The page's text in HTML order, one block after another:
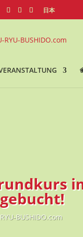
日本
BUSHIDO.com